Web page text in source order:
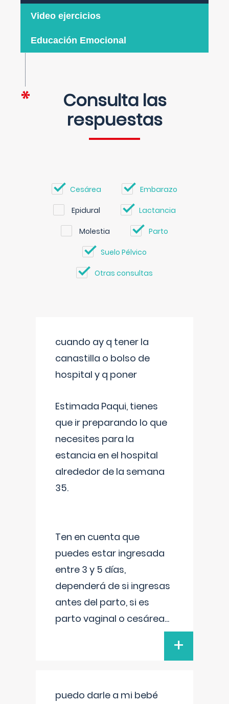
Video ejercicios
Educación Emocional
Consulta las
respuestas
Cesárea Embarazo
Epidural Lactancia
Molestia Parto
Suelo Pélvico
Otras consultas
cuando ay q tener la
canastilla o bolso de
hospital y q poner
Estimada Paqui, tienes
que ir preparando lo que
necesites para la
estancia en el hospital
alrededor de la semana
35.
Ten en cuenta que
puedes estar ingresada
entre 3 y 5 días,
dependerá de si ingresas
antes del parto, si es
parto vaginal o cesárea...
+
puedo darle a mi bebé